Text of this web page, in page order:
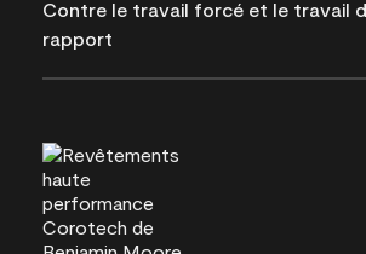
Contre le travail forcé et le travail
rapport